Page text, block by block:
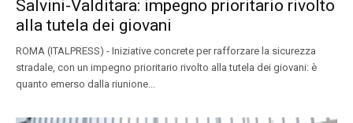
Salvini-Valditara: impegno prioritario rivolto
alla tutela dei giovani
ROMA (ITALPRESS) - Iniziative concrete per rafforzare la sicurezza
stradale, con un impegno prioritario rivolto alla tutela dei giovani: è
quanto emerso dalla riunione...